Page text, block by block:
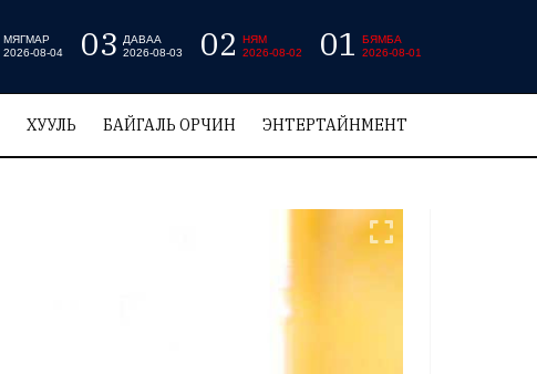
МЯГМАР
2026-08-04
03
ДАВАА
2026-08-03
02
НЯМ
2026-08-02
01
БЯМБА
2026-08-01
ХУУЛЬ БАЙГАЛЬ ОРЧИН ЭНТЕРТАЙНМЕНТ